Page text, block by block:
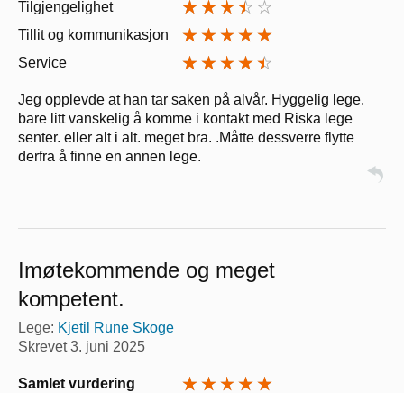
Tilgjengelighet
Tillit og kommunikasjon
Service
Jeg opplevde at han tar saken på alvår. Hyggelig lege.
bare litt vanskelig å komme i kontakt med Riska lege
senter. eller alt i alt. meget bra. .Måtte dessverre flytte
derfra å finne en annen lege.
Imøtekommende og meget
kompetent.
Lege: Kjetil Rune Skoge
Skrevet3. juni 2025
Samlet vurdering